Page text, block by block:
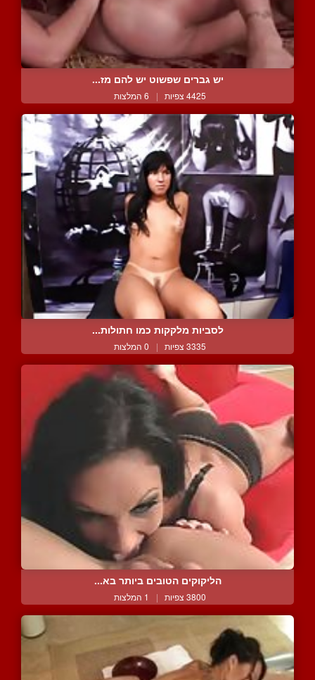
יש גברים שפשוט יש להם מז...
4425 צפיות | 6 המלצות
לסביות מלקקות כמו חתולות...
3335 צפיות | 0 המלצות
הליקוקים הטובים ביותר בא...
3800 צפיות | 1 המלצות